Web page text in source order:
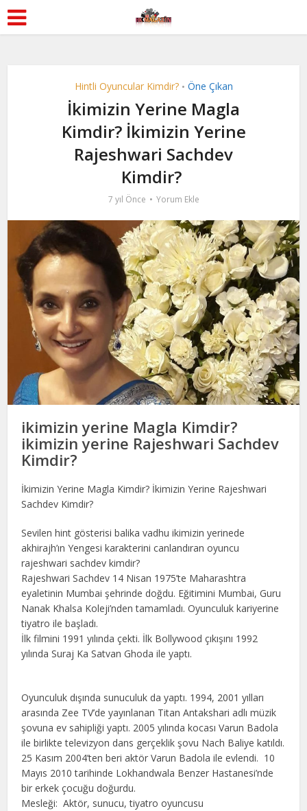
Hintli Oyuncular Kimdir? • Öne Çıkan
İkimizin Yerine Magla
Kimdir? İkimizin Yerine
Rajeshwari Sachdev
Kimdir?
7 yıl Önce Yorum Ekle
ikimizin yerine Magla Kimdir?
ikimizin yerine Rajeshwari Sachdev
Kimdir?
İkimizin Yerine Magla Kimdir? İkimizin Yerine Rajeshwari
Sachdev Kimdir?
Sevilen hint gösterisi balika vadhu ikimizin yerinede
akhirajh’ın Yengesi karakterini canlandıran oyuncu
rajeshwari sachdev kimdir?
Rajeshwari Sachdev 14 Nisan 1975’te Maharashtra
eyaletinin Mumbai şehrinde doğdu. Eğitimini Mumbai, Guru
Nanak Khalsa Koleji’nden tamamladı. Oyunculuk kariyerine
tiyatro ile başladı.
İlk filmini 1991 yılında çekti. İlk Bollywood çıkışını 1992
yılında Suraj Ka Satvan Ghoda ile yaptı.
Oyunculuk dışında sunuculuk da yaptı. 1994, 2001 yılları
arasında Zee TV’de yayınlanan Titan Antakshari adlı müzik
şovuna ev sahipliği yaptı. 2005 yılında kocası Varun Badola
ile birlikte televizyon dans gerçeklik şovu Nach Baliye katıldı.
25 Kasım 2004’ten beri aktör Varun Badola ile evlendi. 10
Mayıs 2010 tarihinde Lokhandwala Benzer Hastanesi’nde
bir erkek çocuğu doğurdu.
Mesleği: Aktör, sunucu, tiyatro oyuncusu